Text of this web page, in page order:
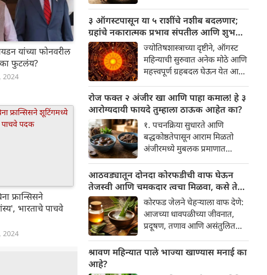
यांच्या फोनवरील
का फुटलंय?
2024
फ्रान्सिसने
भारताचे पाचवे
2024
वाजवताना दिसतील. ही एक सामान्य
प्रथा आहे, पण तुम्ही कधी विचार
केला आहे का की यामागे काय रहस्य
आहे आणि प्रत्येक टाळीचा अर्थ काय
आहे? हा केवळ एक विधी नाही, तर
यामागे खोलवर रुजलेल्या पौराणिक
श्रद्धा, आध्यात्मिक अर्थ आणि काही
वैज्ञानिक तर्कदेखील आहेत. चला,
या अनोख्या परंपरेमागील अर्थ
सविस्तरपणे समजून घेऊया.
३ ऑगस्टपासून या ५ राशींचे नशीब बदलणार;
ग्रहांचे नकारात्मक प्रभाव संपतील आणि शुभ
दिवसांची सुरुवात होईलज्योतिषशास्त्राच्या दृष्टीने, ऑगस्ट
महिन्याची सुरुवात अनेक मोठे आणि
महत्त्वपूर्ण ग्रहबदल घेऊन येत आहे.
हालचाल अनेक राशींच्या जीवनात
सकारात्मक बदल घडवून आणणार
आहे. विशेषतः ३ ऑगस्ट रोजी एक
अत्यंत दुर्मिळ आणि फलदायी
ग्रहस्थिती (संयोग) तयार होत आहे.
या दिवशी तयार होणारे शुभ योग,
ग्रहांची स्थिती आणि या गोचरमुळे
ज्यांचे नशीब उजळणार आहे अशा
भाग्यवान राशींबद्दल आपण जाणून
घेऊया!
रोज फक्त २ अंजीर खा आणि पाहा कमाल! हे ३
आरोग्यदायी फायदे तुम्हाला ठाऊक आहेत का?
१. पचनक्रिया सुधारते आणि
बद्धकोष्ठतेपासून आराम मिळतो
अंजीरमध्ये मुबलक प्रमाणात
बद्धकोष्ठता, गॅस किंवा अपचनाचा
त्रास होत असेल, तर अंजीर
तुमच्यासाठी वरदान ठरू शकते. हे
आतड्यांची स्वच्छता ठेवण्यास मदत
करते. पचनसंस्था मजबूत करून
पोट साफ होण्यास मदत करते.
आठवड्यातून दोनदा कोरफडीची वाफ घेऊन
तेजस्वी आणि चमकदार त्वचा मिळवा, कसे ते
जाणून घ्या
कोरफड जेलने चेहऱ्याला वाफ देणे:
आजच्या धावपळीच्या जीवनात,
प्रदूषण, तणाव आणि असंतुलित
नकारात्मक परिणाम होऊ शकतो.
श्रावण महिन्यात पाले भाज्या खाण्यास मनाई का
आहे?